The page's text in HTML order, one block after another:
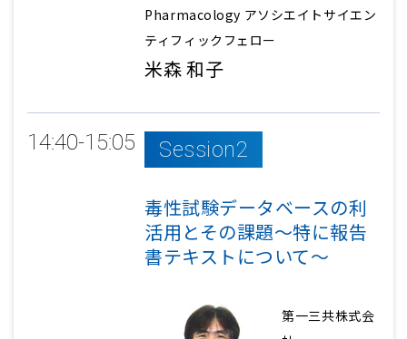
Pharmacology アソシエイトサイエン
ティフィックフェロー
米森 和子
14:40-15:05 Session2
毒性試験データベースの利
活用とその課題～特に報告
書テキストについて～
第一三共株式会